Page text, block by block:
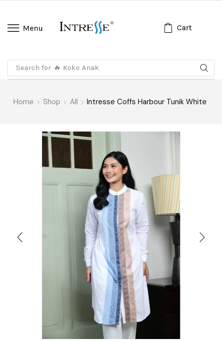
Menu Cart
Search for 🔥 Koko Anak
Home Shop All Intresse Coffs Harbour Tunik White